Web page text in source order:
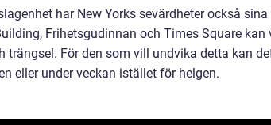
har New Yorks sevärdheter också
Frihetsgudinnan och Times Square
trängsel. För den som vill undvika detta kan
eller under veckan istället för helgen.